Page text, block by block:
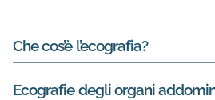
Che cos’è l’ecografia?
Ecografie degli organi